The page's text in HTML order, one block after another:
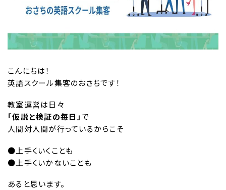
こんにちは！
英語スクール集客のおさちです！
教室運営は日々
「仮説と検証の毎日」で
人間対人間が行っているからこそ
●上手くいくことも
●上手くいかないことも
あると思います。